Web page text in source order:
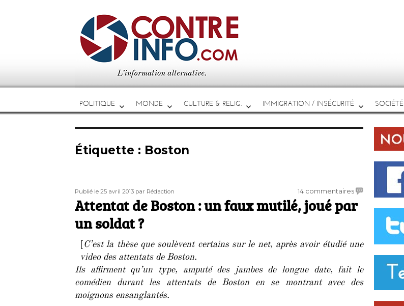
POLITIQUE MONDE CULTURE & RELIG. IMMIGRATION / INSÉCURITÉ SOCIÉTÉ
Étiquette : Boston
Publié
le
Publié le 25 avril 2013 Auteur
par Rédaction 14 commentairessur
Attentat
de
un
mutilé,
par
Attentat de Boston : un faux mutilé, joué par
un soldat ?
[C’est la thèse que soulèvent certains sur le net, après avoir étudié une
video des attentats de Boston.
Ils affirment qu’un type, amputé des jambes de longue date, fait le
comédien durant les attentats de Boston en se montrant avec des
moignons ensanglantés.